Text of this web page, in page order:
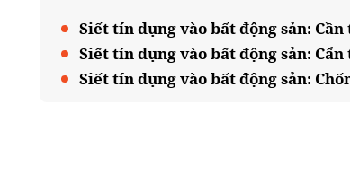
Siết tín dụng vào bất động sản:
Siết tín dụng vào bất động sản:
Siết tín dụng vào bất động sản: